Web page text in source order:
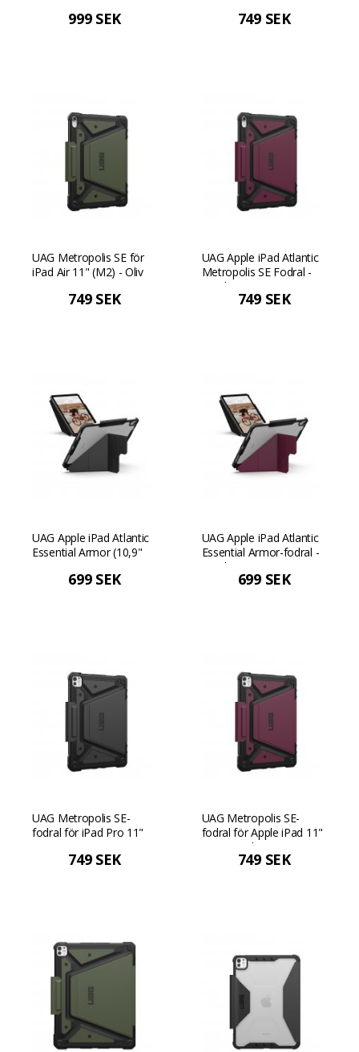
999 SEK 749 SEK
UAG Metropolis SE för
iPad Air 11" (M2) - Oliv
749 SEK
UAG Apple iPad Atlantic
Metropolis SE Fodral -
Bordeaux
749 SEK
UAG Apple iPad Atlantic
Essential Armor (10,9"
699 SEK
UAG Apple iPad Atlantic
Essential Armor-fodral -
Bordeaux
699 SEK
UAG Metropolis SE-
fodral för iPad Pro 11"
749 SEK
UAG Metropolis SE-
fodral för Apple iPad 11"
Pro - Bordeaux
749 SEK